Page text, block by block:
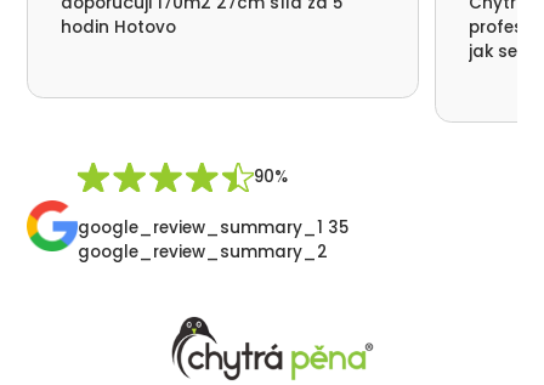
hodin Hotovo
jak se
90%
google_review_summary_1 35
google_review_summary_2